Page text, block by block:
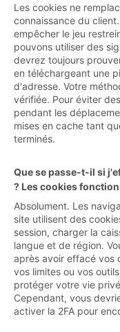
Les cookies ne
connaissance du
empêcher le jeu
pouvons utiliser des
devrez toujours
en téléchargeant une
d'adresse. Votre
vérifiée. Pour éviter
pendant les
mises en cache tant
terminés.
Que se passe-t-il si
? Les cookies
Absolument. Les
site utilisent des
session, charger la
langue et de région.
après avoir effacé vos
vos limites ou vos
protéger votre vie
Cependant, vous
activer la 2FA pour